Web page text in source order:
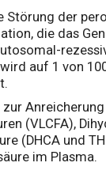
Störung der
die das Gen
auf 1 von
(VLCFA),
(DHCA und
im Plasma.